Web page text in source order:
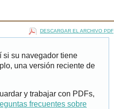
DESCARGAR EL ARCHIVO PDF
si su navegador tiene
una versión reciente de
y trabajar con PDFs,
frecuentes sobre